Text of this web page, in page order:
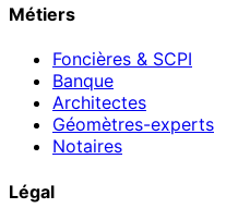
Métiers
Foncières & SCPI
Banque
Architectes
Géomètres-experts
Notaires
Légal